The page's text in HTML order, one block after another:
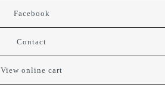
Facebook
Contact
View online cart